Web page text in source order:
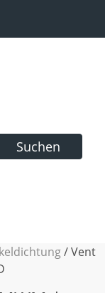
Suchen
/ Vent